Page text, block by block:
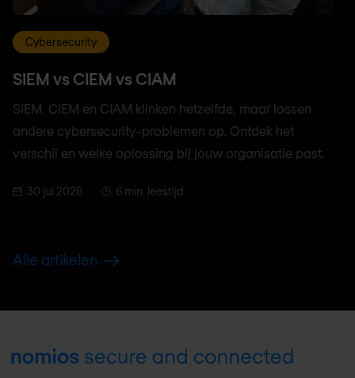
Cybersecurity
SIEM vs CIEM vs CIAM
SIEM, CIEM en CIAM klinken hetzelfde, maar lossen
andere cybersecurity-problemen op. Ontdek het
verschil en welke oplossing bij jouw organisatie past.
30 jul 2026 6 min. leestijd
Alle artikelen
Footer